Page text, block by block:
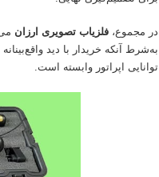
در مجموع، فلزیاب تصویری ارزان
به‌شرط آنکه خریدار با دید
توانایی اپراتور وابسته است.